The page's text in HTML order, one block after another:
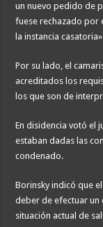
un nuevo pedido de
fuese rechazado por
la instancia
Por su lado, el
acreditados los
los que son de
En disidencia votó el
estaban dadas las
condenado.
Borinsky indicó que
deber de efectuar un
situación actual de